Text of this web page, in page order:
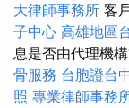
大律師事務所 客
子中心 高雄地區
息是否由代理機
骨服務 台胞證台
照 專業律師事務